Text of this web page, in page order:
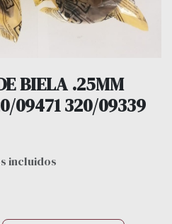
BIELA .25MM
09471 320/09339
incluidos